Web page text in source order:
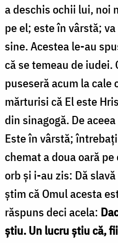
a deschis ochii lui,
pe el; este în vârstă;
sine. Acestea le-au
că se temeau de iudei.
puseseră acum la cale
mărturisi că El este
din sinagogă. De
Este în vârstă;
chemat a doua oară
orb și i-au zis: Dă
știm că Omul acesta
răspuns deci acela:
știu. Un lucru știu că,